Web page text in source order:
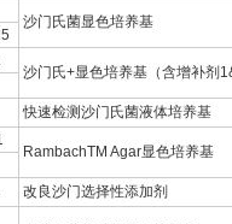
沙门氏菌显色培养基
沙门氏+显色培养基（含增补剂
快速检测沙门氏菌液体培养基
RambachTM Agar显色培养基
改良沙门选择性添加剂